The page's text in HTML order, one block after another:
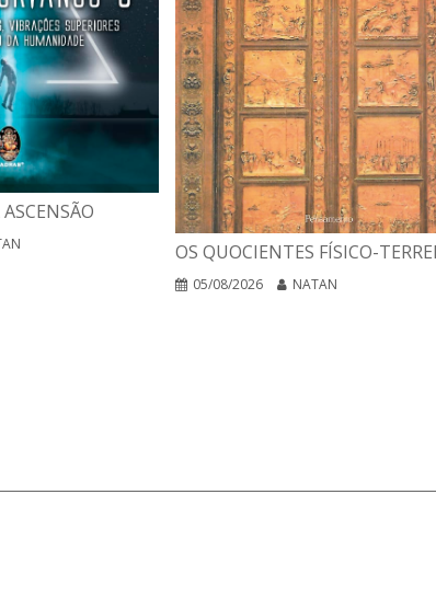
OS QUOCIENTES FÍSICO-
05/08/2026 NATAN